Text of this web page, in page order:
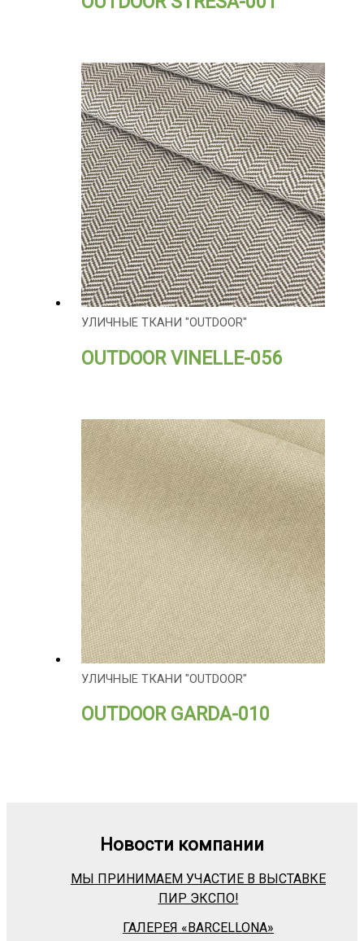
УЛИЧНЫЕ ТКАНИ "OUTDOOR"
OUTDOOR VINELLE-056
УЛИЧНЫЕ ТКАНИ "OUTDOOR"
OUTDOOR GARDA-010
Новости компании
МЫ ПРИНИМАЕМ УЧАСТИЕ В ВЫСТАВКЕ
ПИР ЭКСПО!
ГАЛЕРЕЯ «BARСELLONA»